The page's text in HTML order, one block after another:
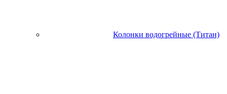
Колонки водогрейные (Титан)